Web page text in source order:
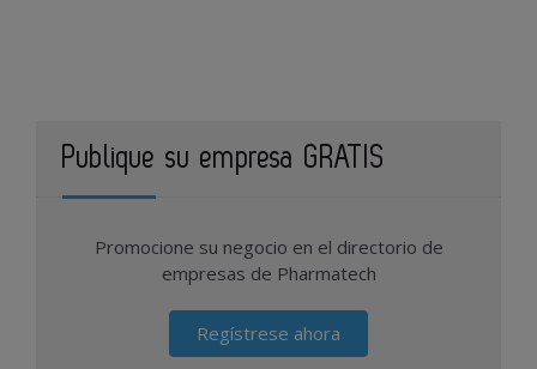
Publique su empresa GRATIS
Promocione su negocio en el directorio de
empresas de Pharmatech
Regístrese ahora